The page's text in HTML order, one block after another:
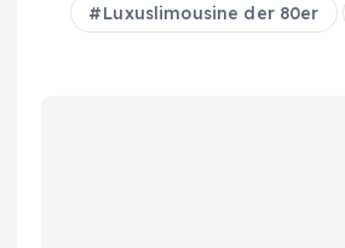
Luxuslimousine der 80er